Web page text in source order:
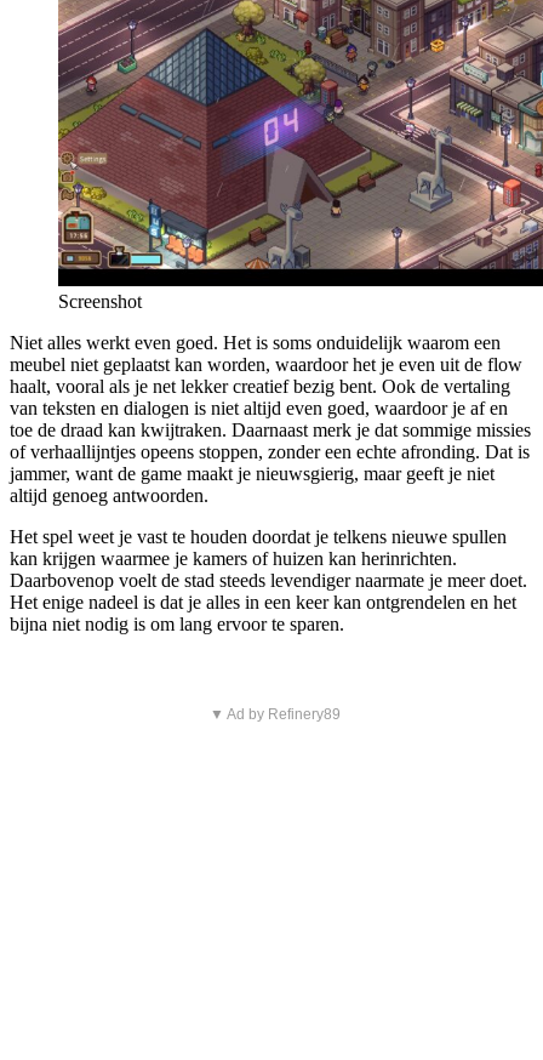
Screenshot
Niet alles werkt even goed. Het is soms onduidelijk waarom een
meubel niet geplaatst kan worden, waardoor het je even uit de flow
haalt, vooral als je net lekker creatief bezig bent. Ook de vertaling
van teksten en dialogen is niet altijd even goed, waardoor je af en
toe de draad kan kwijtraken. Daarnaast merk je dat sommige missies
of verhaallijntjes opeens stoppen, zonder een echte afronding. Dat is
jammer, want de game maakt je nieuwsgierig, maar geeft je niet
altijd genoeg antwoorden.
Het spel weet je vast te houden doordat je telkens nieuwe spullen
kan krijgen waarmee je kamers of huizen kan herinrichten.
Daarbovenop voelt de stad steeds levendiger naarmate je meer doet.
Het enige nadeel is dat je alles in een keer kan ontgrendelen en het
bijna niet nodig is om lang ervoor te sparen.
▼ Ad by Refinery89